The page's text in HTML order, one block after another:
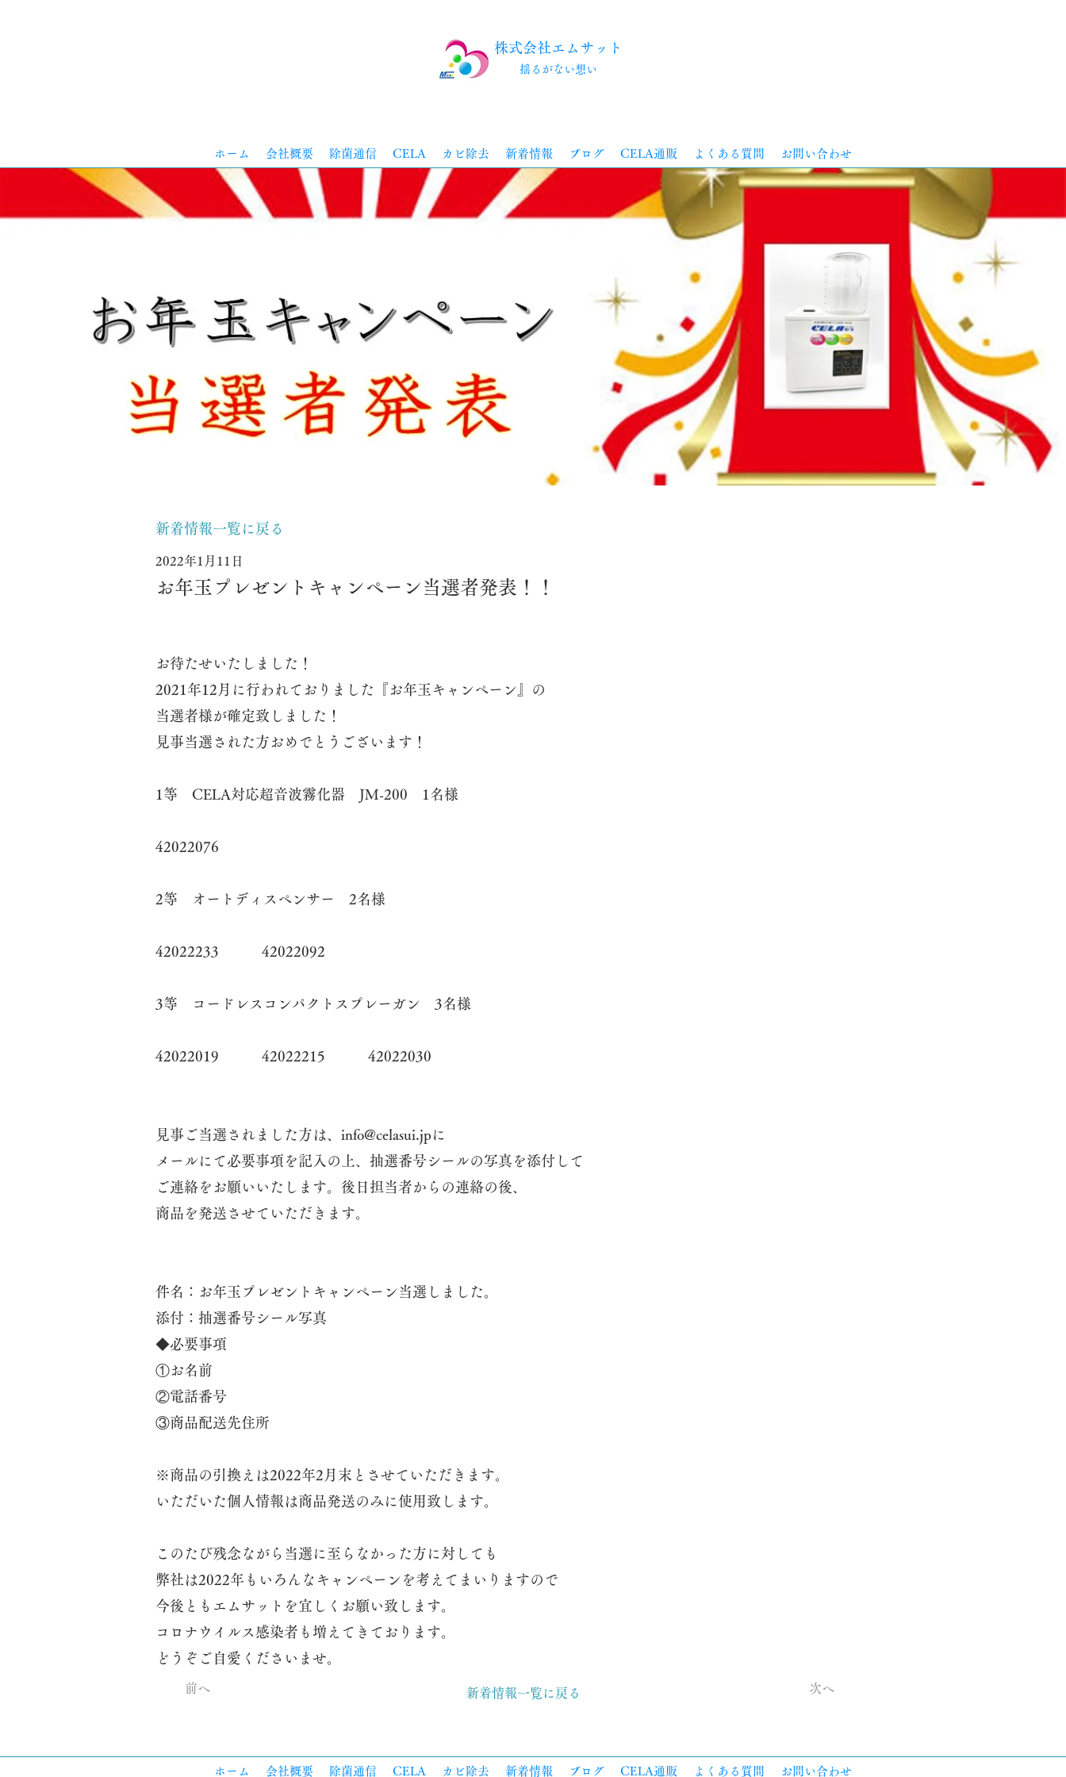
株式会社エムサット
​揺るがない想い
ホーム 会社概要 除菌通信 CELA カビ除去 新着情報 ブログ CELA通販 よくある質問 お問い合わせ
新着情報一覧に戻る
お年玉プレゼントキャンペーン当選者発表！！
2022年1月11日
お待たせいたしました！
2021年12月に行われておりました『お年玉キャンペーン』の
当選者様が確定致しました！
見事当選された方おめでとうございます！
1等 CELA対応超音波霧化器 JM-200 1名様
42022076
2等 オートディスペンサー 2名様
42022233 42022092
3等 コードレスコンパクトスプレーガン 3名様
42022019 42022215 42022030
見事ご当選されました方は、 info@celasui.jp に
メールにて必要事項を記入の上、抽選番号シールの写真を添付して
ご連絡をお願いいたします。後日担当者からの連絡の後、
商品を発送させていただきます。
件名：お年玉プレゼントキャンペーン当選しました。
添付：抽選番号シール写真
◆必要事項
①お名前
②電話番号
③商品配送先住所
※商品の引換えは2022年2月末とさせていただきます。
いただいた個人情報は商品発送のみに使用致します。
このたび残念ながら当選に至らなかった方に対しても
弊社は2022年もいろんなキャンペーンを考えてまいりますので
今後ともエムサットを宜しくお願い致します。
コロナウイルス感染者も増えてきております。
どうぞご自愛くださいませ。
前へ 新着情報一覧に戻る 次へ
ホーム 会社概要 除菌通信 CELA カビ除去 新着情報 ブログ CELA通販 よくある質問 お問い合わせ